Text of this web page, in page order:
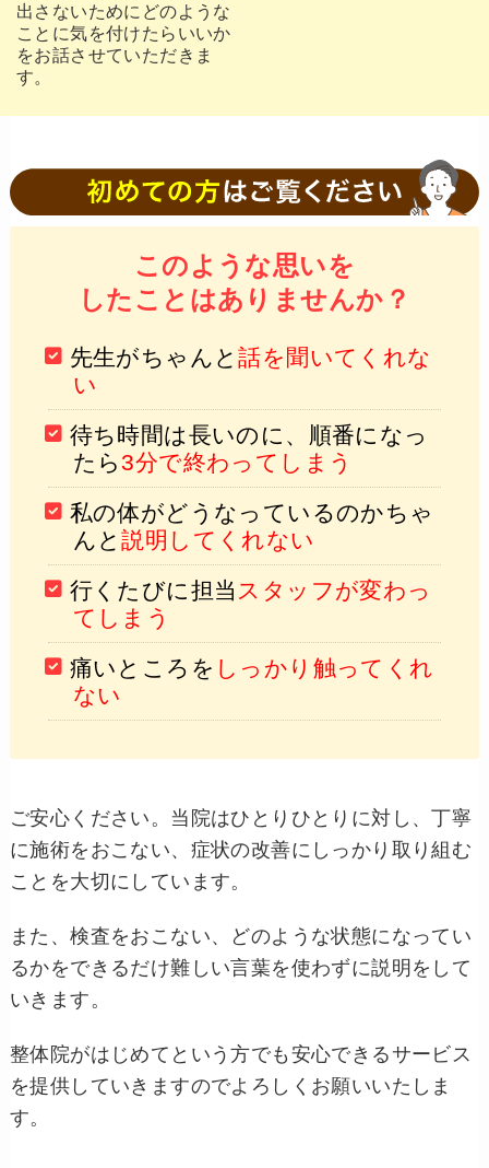
出さないためにどのような
ことに気を付けたらいいか
をお話させていただきま
す。
このような思いを
したことはありませんか？
先生がちゃんと話を聞いてくれな
い
待ち時間は長いのに、順番になっ
たら3分で終わってしまう
私の体がどうなっているのかちゃ
んと説明してくれない
行くたびに担当 スタッフが変わっ
てしまう
痛いところを しっかり触ってくれ
ない
ご安心ください。当院はひとりひとりに対し、丁寧
に施術をおこない、症状の改善にしっかり取り組む
ことを大切にしています。
また、検査をおこない、どのような状態になってい
るかをできるだけ難しい言葉を使わずに説明をして
いきます。
整体院がはじめてという方でも安心できるサービス
を提供していきますのでよろしくお願いいたしま
す。